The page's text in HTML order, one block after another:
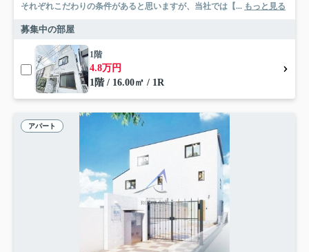
それぞれこだわりの条件があると思いますが、当社では【... もっと見る
募集中の部屋
1階
4.8万円
1階 / 16.00㎡ / 1R
アパート